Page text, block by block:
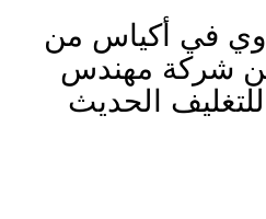
في أكياس من
شركة مهندس
الحديث